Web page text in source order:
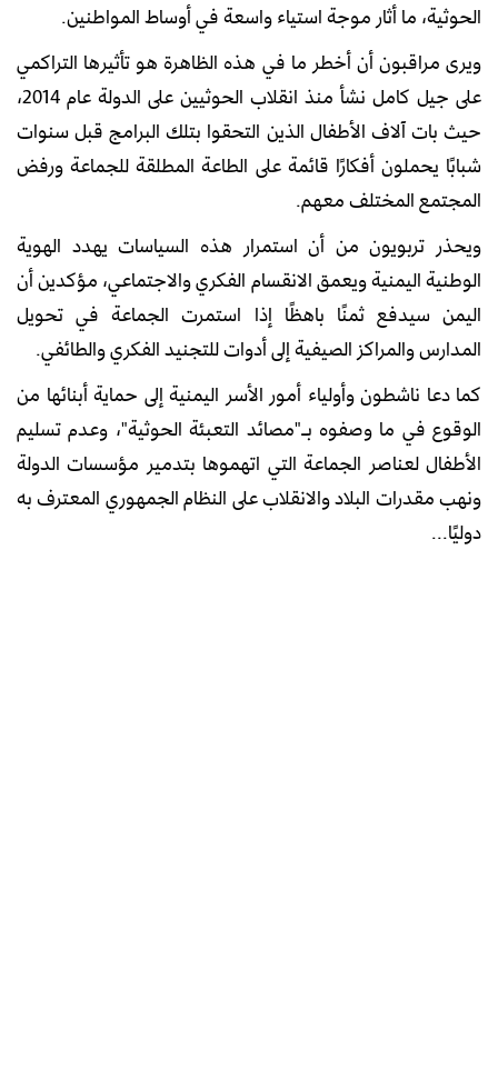
الحوثية، ما أثار موجة استياء واسعة في أوساط المواطنين.
ويرى مراقبون أن أخطر ما في هذه الظاهرة هو تأثيرها التراكمي
على جيل كامل نشأ منذ انقلاب الحوثيين على الدولة عام 2014،
حيث بات آلاف الأطفال الذين التحقوا بتلك البرامج قبل سنوات
شبابًا يحملون أفكارًا قائمة على الطاعة المطلقة للجماعة ورفض
المجتمع المختلف معهم.
ويحذر تربويون من أن استمرار هذه السياسات يهدد الهوية
الوطنية اليمنية ويعمق الانقسام الفكري والاجتماعي، مؤكدين أن
اليمن سيدفع ثمنًا باهظًا إذا استمرت الجماعة في تحويل
المدارس والمراكز الصيفية إلى أدوات للتجنيد الفكري والطائفي.
كما دعا ناشطون وأولياء أمور الأسر اليمنية إلى حماية أبنائها من
الوقوع في ما وصفوه بـ"مصائد التعبئة الحوثية"، وعدم تسليم
الأطفال لعناصر الجماعة التي اتهموها بتدمير مؤسسات الدولة
ونهب مقدرات البلاد والانقلاب على النظام الجمهوري المعترف به
دوليًا...